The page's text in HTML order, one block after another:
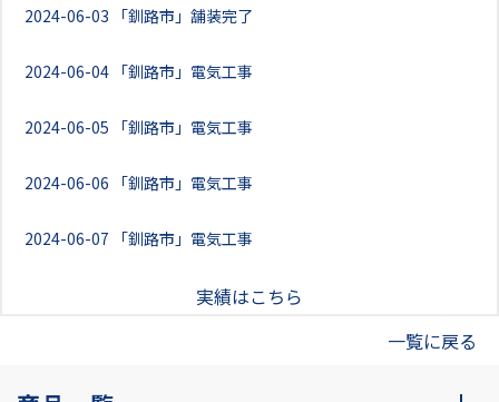
2024-06-03 「釧路市」舗装完了
2024-06-04 「釧路市」電気工事
2024-06-05 「釧路市」電気工事
2024-06-06 「釧路市」電気工事
2024-06-07 「釧路市」電気工事
実績はこちら
一覧に戻る